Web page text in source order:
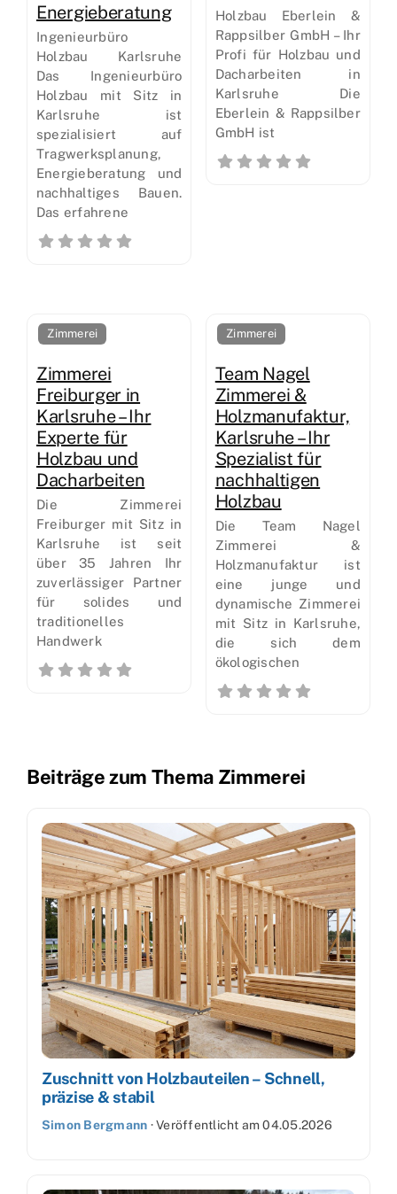
Energieberatung
Ingenieurbüro
Holzbau Karlsruhe
Das Ingenieurbüro
Holzbau mit Sitz in
Karlsruhe ist
spezialisiert auf
Tragwerksplanung,
Energieberatung und
nachhaltiges Bauen.
Das erfahrene
Holzbau Eberlein &
Rappsilber GmbH – Ihr
Profi für Holzbau und
Dacharbeiten in
Karlsruhe Die
Eberlein & Rappsilber
GmbH ist
Zimmerei
Zimmerei
Freiburger in
Karlsruhe – Ihr
Experte für
Holzbau und
Dacharbeiten
Die Zimmerei
Freiburger mit Sitz in
Karlsruhe ist seit
über 35 Jahren Ihr
zuverlässiger Partner
für solides und
traditionelles
Handwerk
Zimmerei
Team Nagel
Zimmerei &
Holzmanufaktur,
Karlsruhe – Ihr
Spezialist für
nachhaltigen
Holzbau
Die Team Nagel
Zimmerei &
Holzmanufaktur ist
eine junge und
dynamische Zimmerei
mit Sitz in Karlsruhe,
die sich dem
ökologischen
Beiträge zum Thema Zimmerei
Zuschnitt von Holzbauteilen – Schnell,
präzise & stabil
Simon Bergmann ·Veröffentlicht am04.05.2026